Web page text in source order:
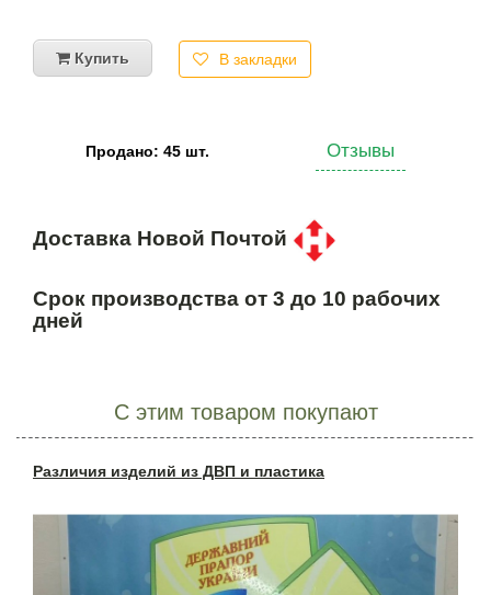
Купить В закладки
Продано: 45 шт. Отзывы
Доставка Новой Почтой
Срок производства от 3 до 10 рабочих
дней
С этим товаром покупают
Различия изделий из ДВП и пластика